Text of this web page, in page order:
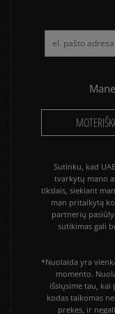
sumokėti už
Sutinku, kad
tvarkytų mano
tikslais, siekiant
man pritaikytą
partnerių
sutikimas gali
*Nuolaida yra
momento.
išsiųsime tau,
kodas taikomas
prekes, ir